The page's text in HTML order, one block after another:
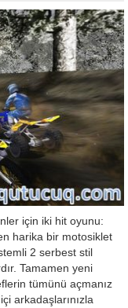
için iki hit oyunu:
harika bir motosiklet
2 serbest stil
Tamamen yeni
tümünü açmanız
arkadaşlarınızla